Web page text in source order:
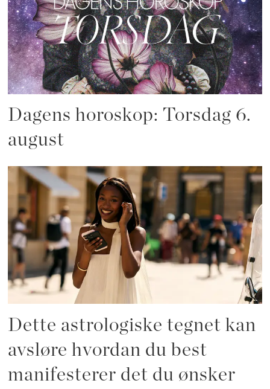
Dagens horoskop: Torsdag 6.
august
Dette astrologiske tegnet kan
avsløre hvordan du best
manifesterer det du ønsker